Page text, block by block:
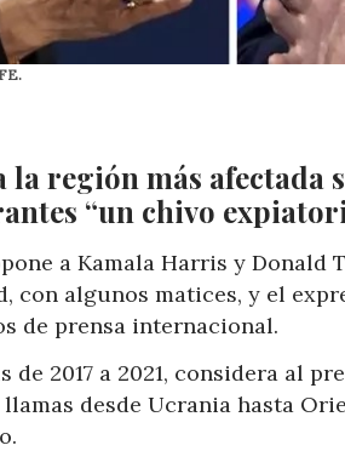
la región más afectada
“un chivo
a Kamala Harris y Donald
con algunos matices, y el
de prensa internacional.
2017 a 2021, considera al
desde Ucrania hasta